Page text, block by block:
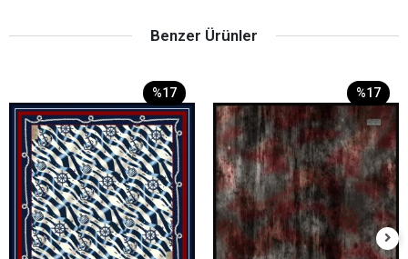
Benzer Ürünler
%17 %17